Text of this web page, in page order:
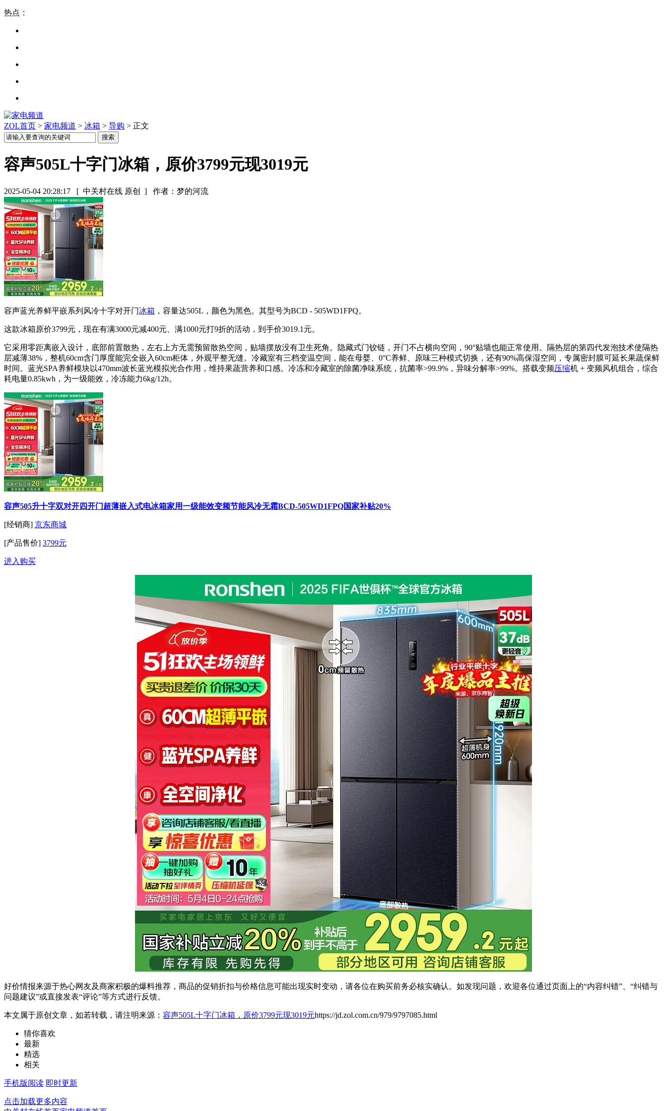
热点：
ZOL首页 > 家电频道 > 冰箱 > 导购 > 正文
容声505L十字门冰箱，原价3799元现3019元
2025-05-04 20:28:17 [ 中关村在线 原创 ] 作者：梦的河流
容声蓝光养鲜平嵌系列风冷十字对开门冰箱 ，容量达505L，颜色为黑色。其型号为BCD - 505WD1FPQ。
这款冰箱原价3799元，现在有满3000元减400元、满1000元打9折的活动，到手价3019.1元。
它采用零距离嵌入设计，底部前置散热，左右上方无需预留散热空间，贴墙摆放没有卫生死角。隐藏式门铰链，开门不占横向空间，90°贴墙也能正常使用。隔热层的第四代发泡技术使隔热
层减薄38%，整机60cm含门厚度能完全嵌入60cm柜体，外观平整无缝。冷藏室有三档变温空间，能在母婴、0°C养鲜、原味三种模式切换，还有90%高保湿空间，专属密封膜可延长果蔬保鲜
时间。蓝光SPA养鲜模块以470mm波长蓝光模拟光合作用，维持果蔬营养和口感。冷冻和冷藏室的除菌净味系统，抗菌率>99.9%，异味分解率>99%。搭载变频压缩机 + 变频风机组合，综合
耗电量0.85kwh，为一级能效，冷冻能力6kg/12h。
容声505升十字双对开四开门超薄嵌入式电冰箱家用一级能效变频节能风冷无霜BCD-505WD1FPQ国家补贴20%
[经销商] 京东商城
[产品售价] 3799元
进入购买
好价情报来源于热心网友及商家积极的爆料推荐，商品的促销折扣与价格信息可能出现实时变动，请各位在购买前务必核实确认。如发现问题，欢迎各位通过页面上的“内容纠错”、“纠错与
问题建议”或直接发表“评论”等方式进行反馈。
本文属于原创文章，如若转载，请注明来源： 容声505L十字门冰箱，原价3799元现3019元https://jd.zol.com.cn/979/9797085.html
猜你喜欢
最新
精选
相关
手机版阅读 即时更新
点击加载更多内容